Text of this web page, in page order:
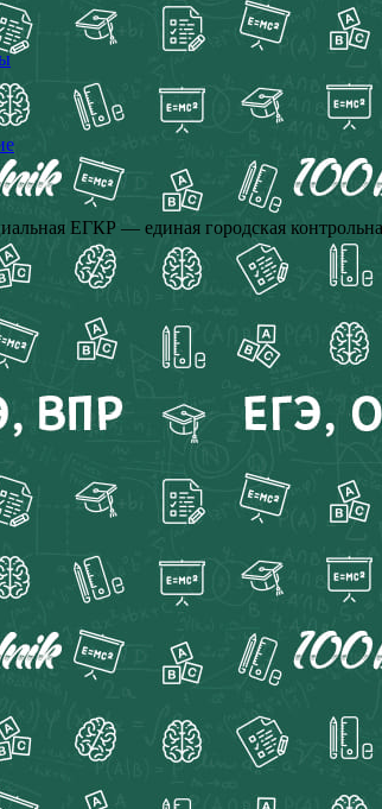
ЕГКР — единая городская